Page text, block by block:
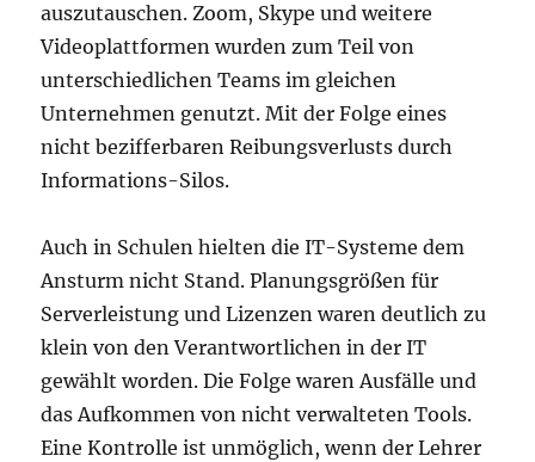
auszutauschen. Zoom, Skype und weitere
Videoplattformen wurden zum Teil von
unterschiedlichen Teams im gleichen
Unternehmen genutzt. Mit der Folge eines
nicht bezifferbaren Reibungsverlusts durch
Informations-Silos.
Auch in Schulen hielten die IT-Systeme dem
Ansturm nicht Stand. Planungsgrößen für
Serverleistung und Lizenzen waren deutlich zu
klein von den Verantwortlichen in der IT
gewählt worden. Die Folge waren Ausfälle und
das Aufkommen von nicht verwalteten Tools.
Eine Kontrolle ist unmöglich, wenn der Lehrer